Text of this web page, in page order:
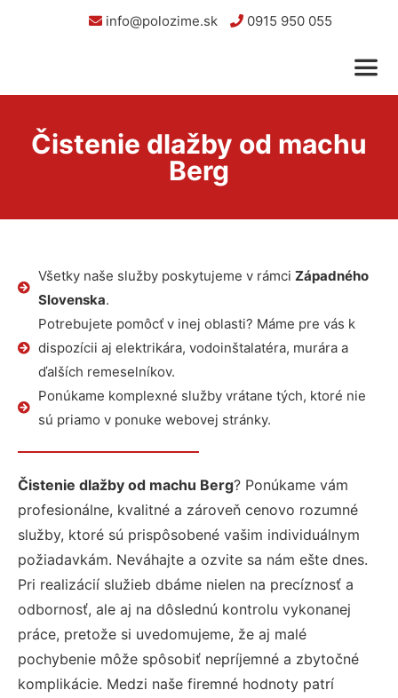
info@polozime.sk 0915 950 055
Čistenie dlažby od machu
Berg
Všetky naše služby poskytujeme v rámci Západného
Slovenska.
Potrebujete pomôcť v inej oblasti? Máme pre vás k
dispozícii aj elektrikára, vodoinštalatéra, murára a
ďalších remeselníkov.
Ponúkame komplexné služby vrátane tých, ktoré nie
sú priamo v ponuke webovej stránky.
Čistenie dlažby od machu Berg? Ponúkame vám
profesionálne, kvalitné a zároveň cenovo rozumné
služby, ktoré sú prispôsobené vašim individuálnym
požiadavkám. Neváhajte a ozvite sa nám ešte dnes.
Pri realizácií služieb dbáme nielen na precíznosť a
odbornosť, ale aj na dôslednú kontrolu vykonanej
práce, pretože si uvedomujeme, že aj malé
pochybenie môže spôsobiť nepríjemné a zbytočné
komplikácie. Medzi naše firemné hodnoty patrí